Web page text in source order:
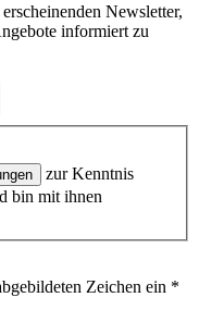
Newsletter,
informiert zu
zur Kenntnis
bin mit ihnen
Zeichen ein *